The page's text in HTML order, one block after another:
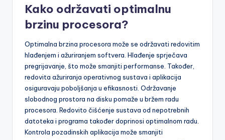
zahtijeva dodatno hlađenje i pažljivo praćenje.
Kako održavati optimalnu
brzinu procesora?
Optimalna brzina procesora može se održavati redovitim
hlađenjem i ažuriranjem softvera. Hlađenje sprječava
pregrijavanje, što može smanjiti performanse. Također,
redovita ažuriranja operativnog sustava i aplikacija
osiguravaju poboljšanja u efikasnosti. Održavanje
slobodnog prostora na disku pomaže u bržem radu
procesora. Redovito čišćenje sustava od nepotrebnih